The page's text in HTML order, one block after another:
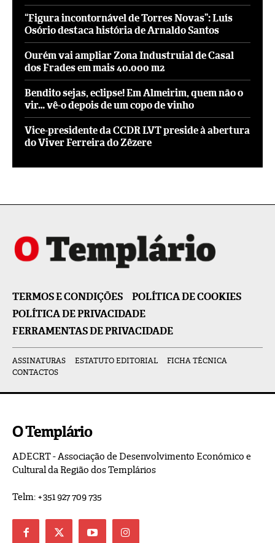
“Figura incontornável de Torres Novas”: Luís
Osório destaca história de Arnaldo Santos
Ourém vai ampliar Zona Industruial de Casal
dos Frades em mais 40.000 m2
Bendito sejas, eclipse! Em Almeirim, quem não o
vir… vê-o depois de um copo de vinho
Vice-presidente da CCDR LVT preside à abertura
do Viver Ferreira do Zêzere
TERMOS E CONDIÇÕES
POLÍTICA DE COOKIES
POLÍTICA DE PRIVACIDADE
FERRAMENTAS DE PRIVACIDADE
ASSINATURAS ESTATUTO EDITORIAL
FICHA TÉCNICA
CONTACTOS
O Templário
ADECRT - Associação de Desenvolvimento Económico e
Cultural da Região dos Templários
Telm: +351 927 709 735